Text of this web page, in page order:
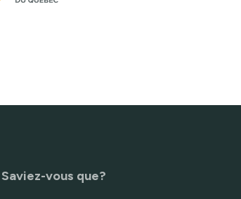
Saviez-vous que?